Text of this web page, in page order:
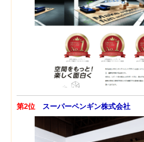
第2位 スーパーペンギン株式会社